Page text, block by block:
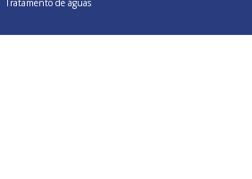
Tratamento de águas